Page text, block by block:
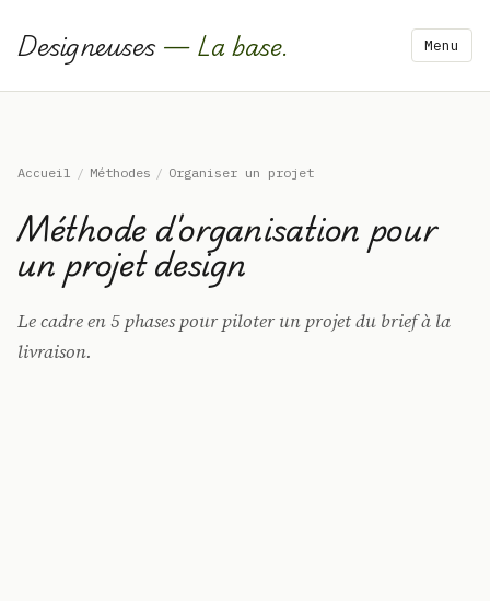
Designeuses — La base. Menu
Accueil / Méthodes / Organiser un projet
Méthode d'organisation pour
un projet design
Le cadre en 5 phases pour piloter un projet du brief à la
livraison.